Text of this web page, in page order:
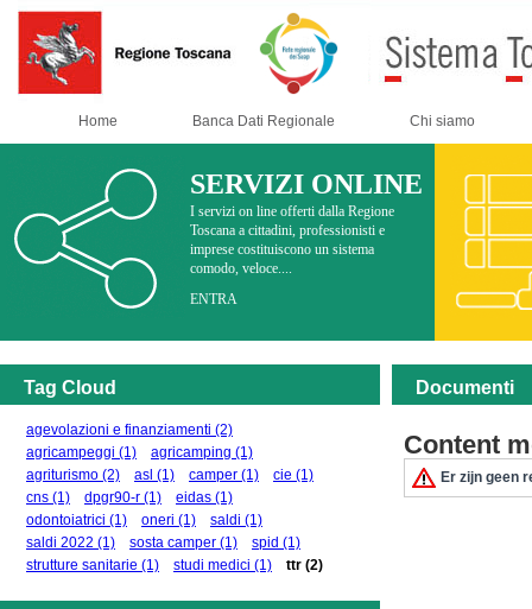
Home Banca Dati Regionale Chi siamo
SERVIZI ONLINE
I servizi on line offerti dalla Regione
Toscana a cittadini, professionisti e
imprese costituiscono un sistema
comodo, veloce....
ENTRA
Tag Cloud
agevolazioni e finanziamenti (2)
agricampeggi (1) agricamping (1)
agriturismo (2) asl (1) camper (1) cie (1)
cns (1) dpgr90-r (1) eidas (1)
odontoiatrici (1) oneri (1) saldi (1)
saldi 2022 (1) sosta camper (1) spid (1)
strutture sanitarie (1) studi medici (1) ttr (2)
Documenti
Content
Er zijn geen